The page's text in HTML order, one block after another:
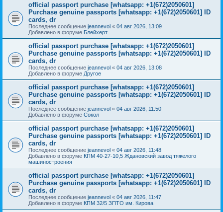
official passport purchase [whatsapp: +1(672)2050601]
Purchase genuine passports [whatsapp: +1(672)2050601] ID
cards, dr
Последнее сообщение jeannevol « 04 авг 2026, 13:09
Добавлено в форуме Блейхерт
official passport purchase [whatsapp: +1(672)2050601]
Purchase genuine passports [whatsapp: +1(672)2050601] ID
cards, dr
Последнее сообщение jeannevol « 04 авг 2026, 13:08
Добавлено в форуме Другое
official passport purchase [whatsapp: +1(672)2050601]
Purchase genuine passports [whatsapp: +1(672)2050601] ID
cards, dr
Последнее сообщение jeannevol « 04 авг 2026, 11:50
Добавлено в форуме Сокол
official passport purchase [whatsapp: +1(672)2050601]
Purchase genuine passports [whatsapp: +1(672)2050601] ID
cards, dr
Последнее сообщение jeannevol « 04 авг 2026, 11:48
Добавлено в форуме КПМ 40-27-10,5 Ждановский завод тяжелого
машиностроения
official passport purchase [whatsapp: +1(672)2050601]
Purchase genuine passports [whatsapp: +1(672)2050601] ID
cards, dr
Последнее сообщение jeannevol « 04 авг 2026, 11:47
Добавлено в форуме КПМ 32/5 ЗПТО им. Кирова